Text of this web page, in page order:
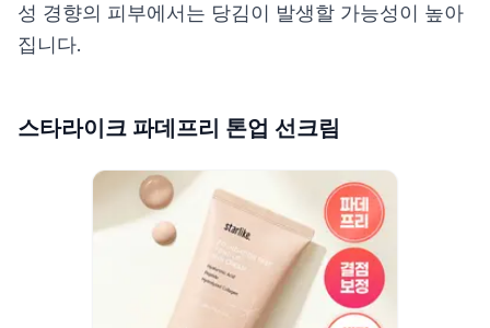
성 경향의 피부에서는 당김이 발생할 가능성이 높아
집니다.
스타라이크 파데프리 톤업 선크림